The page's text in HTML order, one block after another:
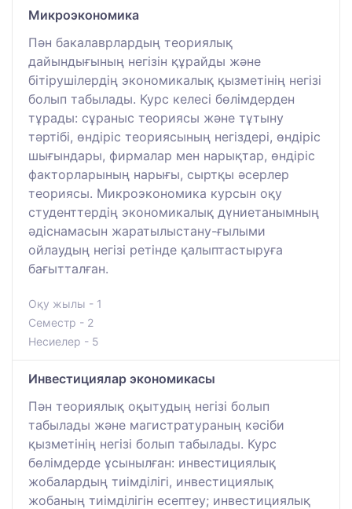
Микроэкономика
Пән бакалаврлардың теориялық
дайындығының негізін құрайды және
бітірушілердің экономикалық қызметінің негізі
болып табылады. Курс келесі бөлімдерден
тұрады: сұраныс теориясы және тұтыну
тәртібі, өндіріс теориясының негіздері, өндіріс
шығындары, фирмалар мен нарықтар, өндіріс
факторларының нарығы, сыртқы әсерлер
теориясы. Микроэкономика курсын оқу
студенттердің экономикалық дүниетанымның
әдіснамасын жаратылыстану-ғылыми
ойлаудың негізі ретінде қалыптастыруға
бағытталған.
Оқу жылы - 1
Семестр - 2
Несиелер - 5
Инвестициялар экономикасы
Пән теориялық оқытудың негізі болып
табылады және магистратураның кәсіби
қызметінің негізі болып табылады. Курс
бөлімдерде ұсынылған: инвестициялық
жобалардың тиімділігі, инвестициялық
жобаның тиімділігін есептеу; инвестициялық